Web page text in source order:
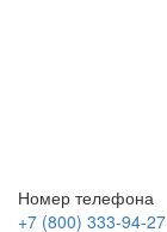
Номер телефона
+7 (800) 333-94-27